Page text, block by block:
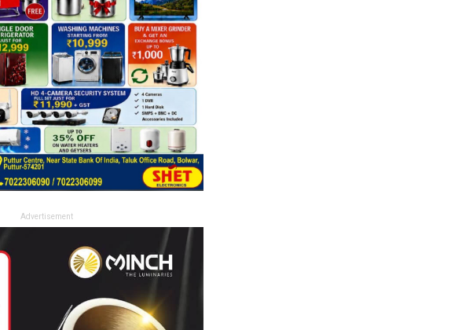
Advertisement